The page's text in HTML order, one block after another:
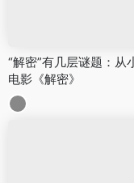
“解密”有几层谜题：从
电影《解密》